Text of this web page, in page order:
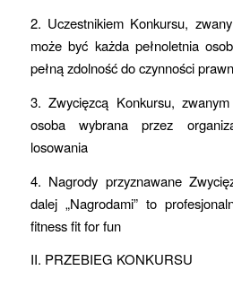
2. Uczestnikiem Konkursu,
może być każda pełnoletnia
pełną zdolność do czynności
3. Zwycięzcą Konkursu,
osoba wybrana przez
losowania
4. Nagrody przyznawane
dalej „Nagrodami” to
fitness fit for fun
II. PRZEBIEG KONKURSU